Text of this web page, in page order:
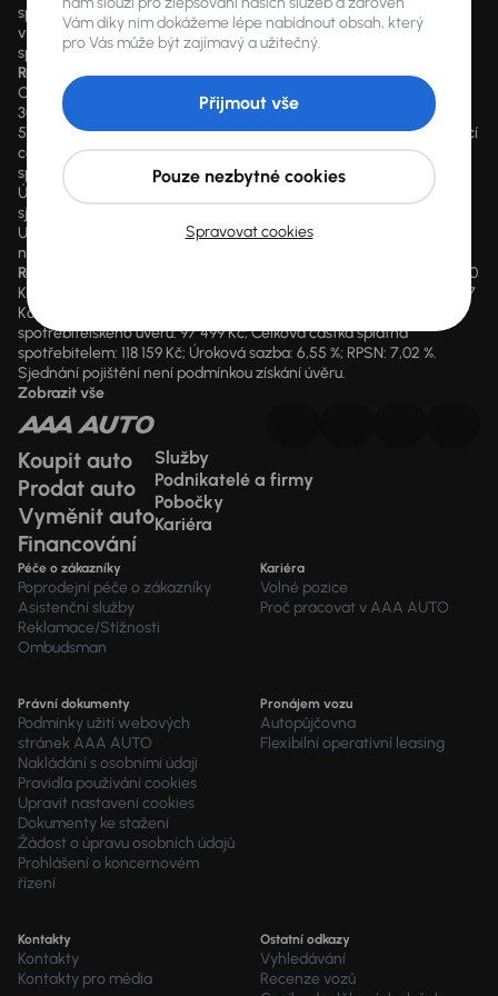
spotřebitelského úvěru. Pokud máte zájem o konkrétní kalkulaci,
vyplňte prosím údaje ve formuláři a nechte naše finanční
specialisty, aby pro vás na míru sestavili finanční plán.
Reprezentativní příklad
Cena: 250 000 Kč, Akontace (podíl zákazníka na pořizovací ceně):
30 %, tj. 75 000 Kč, Doba trvání úvěru: 60 měsíců, Měsíční splátka: 3
546 Kč, Celková výše spotřebitelského úvěru: 175 000 Kč (pořizovací
cena mínus podíl zákazníka na pořizovací ceně), Celková částka
splatná spotřebitelem: 212 760 Kč (splátka x počet splátek),
Úroková sazba: 7,97 %, RPSN: 8,27 %. Podmínkou získání úvěru není
sjednání pojištění.
U výpočtu financování může být použit produkt s poslední
navýšenou splátkou až 35 % z ceny vozu.
Reprezentativní příklad:
Cena: 149 999 Kč; Akontace: 35 %, tj. 52 500
Kč; Doba trvání úvěru: 48 měsíců; Měsíční splátka: 1397 Kč (47 x 1397
Kč); Poslední navýšená splátka: 52 500 Kč; Celková výše
spotřebitelského úvěru: 97 499 Kč; Celková částka splatná
spotřebitelem: 118 159 Kč; Úroková sazba: 6,55 %; RPSN: 7,02 %.
Sjednání pojištění není podmínkou získání úvěru.
Zobrazit vše
Koupit auto
Prodat auto
Vyměnit auto
Financování
Služby
Podnikatelé a firmy
Pobočky
Kariéra
Péče o zákazníky
Poprodejní péče o zákazníky
Asistenční služby
Reklamace/Stížnosti
Ombudsman
Kariéra
Volné pozice
Proč pracovat v AAA AUTO
Právní dokumenty
Podmínky užití webových
stránek AAA AUTO
Nakládání s osobními údaji
Pravidla používání cookies
Upravit nastavení cookies
Dokumenty ke stažení
Žádost o úpravu osobních údajů
Prohlášení o koncernovém
řízení
Pronájem vozu
Autopůjčovna
Flexibilní operativní leasing
Kontakty
Kontakty
Kontakty pro média
Ostatní odkazy
Vyhledávání
Recenze vozů
Vám díky nim dokážeme lépe nabídnout obsah, který
pro Vás může být zajímavý a užitečný.
Spravovat cookies
Pouze nezbytné cookies
Přijmout vše